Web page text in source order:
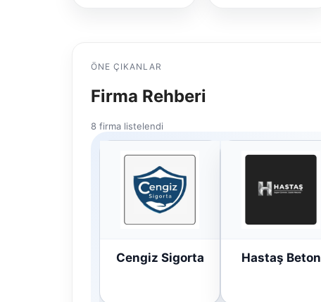
ÖNE ÇIKANLAR
Firma Rehberi
8 firma listelendi
Cengiz Sigorta Hastaş Beton